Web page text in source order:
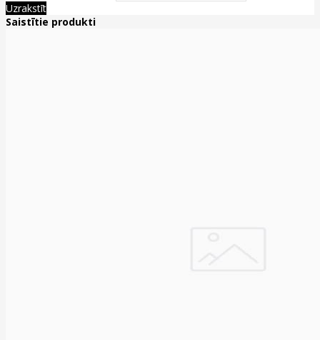
Uzrakstīt
Saistītie produkti